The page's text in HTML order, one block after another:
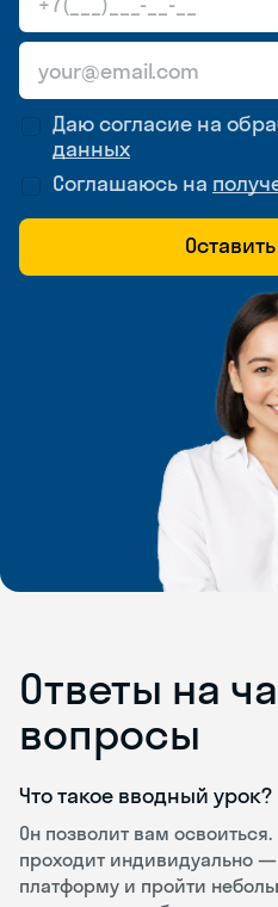
Даю согласие на
данных
Соглашаюсь на
Ответы на
вопросы
Что такое вводный урок?
Он позволит вам
проходит индивидуально
платформу и пройти